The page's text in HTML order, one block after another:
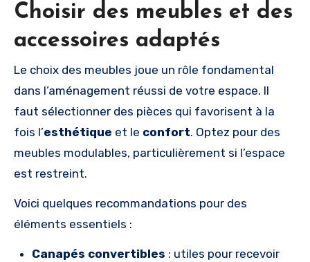
Choisir des meubles et des
accessoires adaptés
Le choix des meubles joue un rôle fondamental
dans l’aménagement réussi de votre espace. Il
faut sélectionner des pièces qui favorisent à la
fois l’esthétique et le confort. Optez pour des
meubles modulables, particulièrement si l’espace
est restreint.
Voici quelques recommandations pour des
éléments essentiels :
Canapés convertibles : utiles pour recevoir